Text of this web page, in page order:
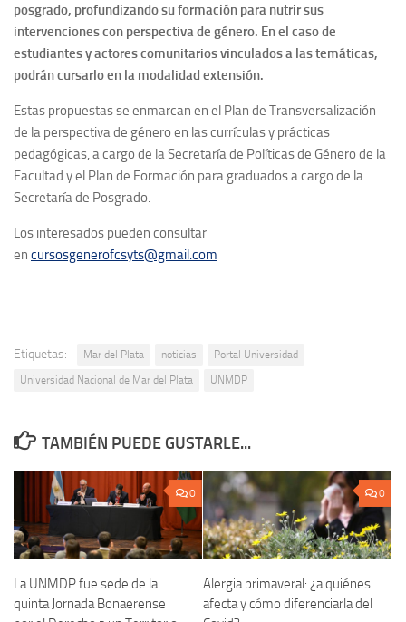
posgrado, profundizando su formación para nutrir sus
intervenciones con perspectiva de género. En el caso de
estudiantes y actores comunitarios vinculados a las temáticas,
podrán cursarlo en la modalidad extensión.
Estas propuestas se enmarcan en el Plan de Transversalización
de la perspectiva de género en las currículas y prácticas
pedagógicas, a cargo de la Secretaría de Políticas de Género de la
Facultad y el Plan de Formación para graduados a cargo de la
Secretaría de Posgrado.
Los interesados pueden consultar
en cursosgenerofcsyts@gmail.com
Etiquetas: Mar del Plata noticias
Portal Universidad
Universidad Nacional de Mar del Plata
UNMDP
TAMBIÉN PUEDE GUSTARLE...
0
La UNMDP fue sede de la
quinta Jornada Bonaerense
0
Alergia primaveral: ¿a quiénes
afecta y cómo diferenciarla del